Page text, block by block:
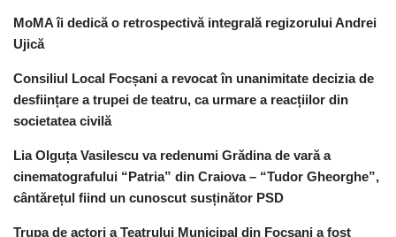
MoMA îi dedică o retrospectivă integrală regizorului Andrei
Ujică
Consiliul Local Focșani a revocat în unanimitate decizia de
desființare a trupei de teatru, ca urmare a reacțiilor din
societatea civilă
Lia Olguța Vasilescu va redenumi Grădina de vară a
cinematografului “Patria” din Craiova – “Tudor Gheorghe”,
cântărețul fiind un cunoscut susținător PSD
Trupa de actori a Teatrului Municipal din Focșani a fost